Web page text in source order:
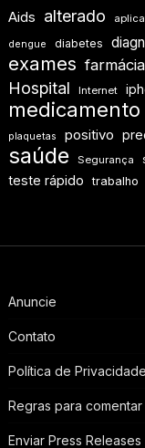
Aids alterado
dengue diabetes
exames farmácia
Hospital
Internet
medicamento
plaquetas positivo
saúde Segurança
teste rápido trabalho
Anuncie
Contato
Política de Privacidade
Regras para comentar
Enviar Press Releases